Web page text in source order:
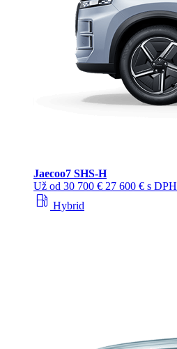
Jaecoo7 SHS-H
Už od 30 700 € 27 600 € s DPH
local_gas_station Hybrid